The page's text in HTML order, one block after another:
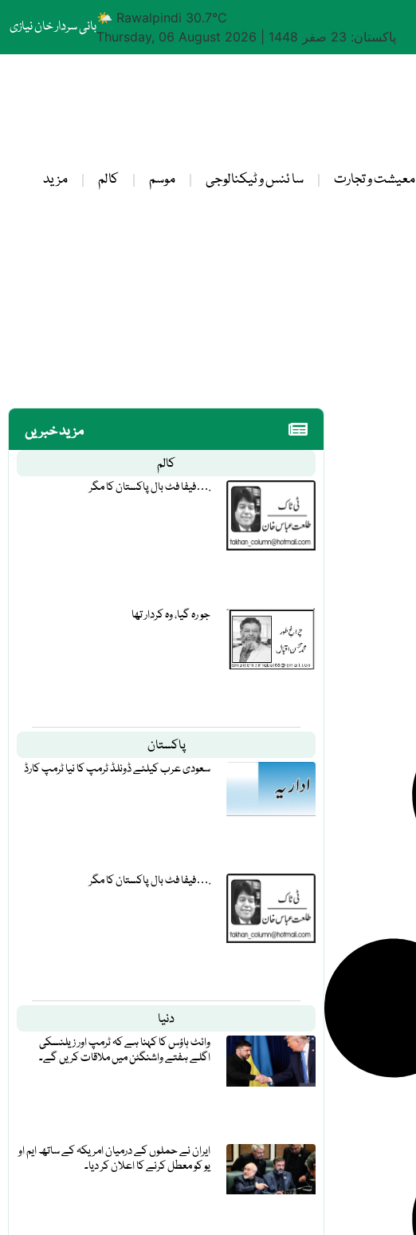
بانی سردار خان نیازی🌤 Rawalpindi 30.7°C
Thursday, 06 August 2026
پاکستان: 23 صفر 1448
معیشت و تجارت سا ئنس و ٹیکنالوجی موسم کالم مزید
مزید خبریں
کالم
فیفا فٹ بال پاکستان کا مگر….
جو رہ گیا، وہ کردار تھا
پاکستان
سعودی عرب کیلئے ڈونلڈ ٹرمپ کا نیا ٹرمپ کارڈ
فیفا فٹ بال پاکستان کا مگر….
دنیا
وائٹ ہاؤس کا کہنا ہے کہ ٹرمپ اور زیلنسکی
اگلے ہفتے واشنگٹن میں ملاقات کریں گے۔
ایران نے حملوں کے درمیان امریکہ کے ساتھ ایم او
یو کو معطل کرنے کا اعلان کر دیا۔